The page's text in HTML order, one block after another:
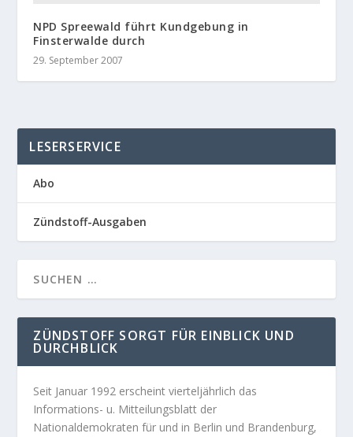
NPD Spreewald führt Kundgebung in
Finsterwalde durch
29. September 2007
LESERSERVICE
Abo
Zündstoff-Ausgaben
ZÜNDSTOFF SORGT FÜR EINBLICK UND
DURCHBLICK
Seit Januar 1992 erscheint vierteljährlich das
Informations- u. Mitteilungsblatt der
Nationaldemokraten für und in Berlin und Brandenburg,